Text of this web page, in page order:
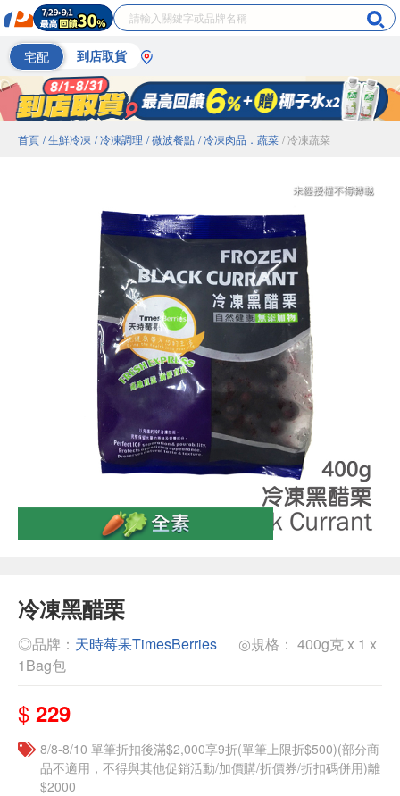
宅配 到店取貨
首頁 / 生鮮冷凍 / 冷凍調理 / 微波餐點 / 冷凍肉品．蔬菜 / 冷凍蔬菜
冷凍黑醋栗
◎品牌： 天時莓果TimesBerries
◎規格： 400g克 x 1 x
1Bag包
$ 229
8/8-8/10 單筆折扣後滿$2,000享9折(單筆上限折$500)(部分商
品不適用，不得與其他促銷活動/加價購/折價券/折扣碼併用)離
$2000